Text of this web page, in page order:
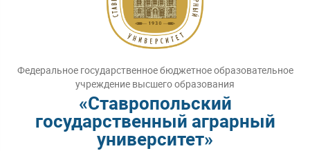
Федеральное государственное бюджетное образовательное
учреждение высшего образования
«Ставропольский
государственный аграрный
университет»